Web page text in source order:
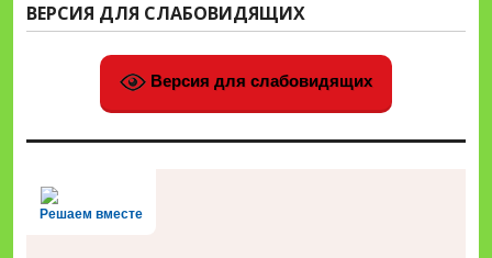
ВЕРСИЯ ДЛЯ СЛАБОВИДЯЩИХ
Версия для слабовидящих
Решаем вместе